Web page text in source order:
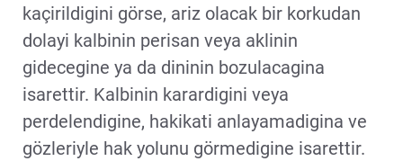
kaçirildigini görse, ariz olacak bir korkudan
dolayi kalbinin perisan veya aklinin
gidecegine ya da dininin bozulacagina
isarettir. Kalbinin karardigini veya
perdelendigine, hakikati anlayamadigina ve
gözleriyle hak yolunu görmedigine isarettir.